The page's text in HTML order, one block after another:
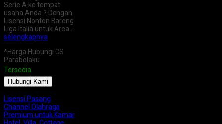
Serie A ke tempat
usaha Anda ? Dengan
Lisensi Nonton Bareng
Liga Italia untuk Area…
selengkapnya
*Harga Hubungi CS
Parabolaku
Tersedia
Hubungi Kami
Lisensi Pasang
Channel Olahraga
Premium untuk Kamar